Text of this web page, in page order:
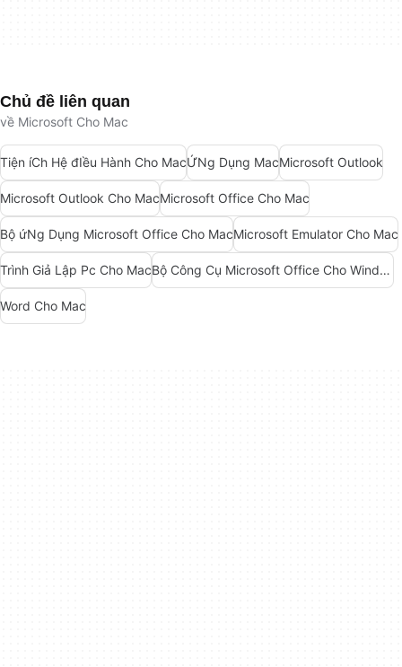
Chủ đề liên quan
về Microsoft Cho Mac
Tiện íCh Hệ đIều Hành Cho MacỨNg Dụng MacMicrosoft Outlook
Microsoft Outlook Cho MacMicrosoft Office Cho Mac
Bộ ứNg Dụng Microsoft Office Cho MacMicrosoft Emulator Cho Mac
Trình Giả Lập Pc Cho Mac Bộ Công Cụ Microsoft Office Cho Windows 7
Word Cho Mac